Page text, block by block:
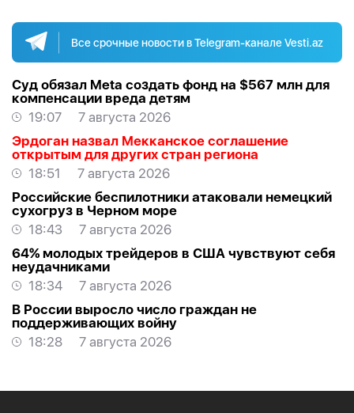
Все срочные новости в Telegram-канале Vesti.az
Суд обязал Meta создать фонд на $567 млн для
компенсации вреда детям
19:07
7 августа 2026
Эрдоган назвал Мекканское соглашение
открытым для других стран региона
18:51
7 августа 2026
Российские беспилотники атаковали немецкий
сухогруз в Черном море
18:43
7 августа 2026
64% молодых трейдеров в США чувствуют себя
неудачниками
18:34
7 августа 2026
В России выросло число граждан не
поддерживающих войну
18:28
7 августа 2026